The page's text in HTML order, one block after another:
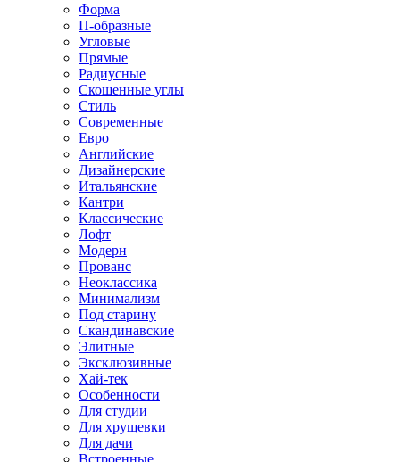
Форма
П-образные
Угловые
Прямые
Радиусные
Скошенные углы
Стиль
Современные
Евро
Английские
Дизайнерские
Итальянские
Кантри
Классические
Лофт
Модерн
Прованс
Неоклассика
Минимализм
Под старину
Скандинавские
Элитные
Эксклюзивные
Хай-тек
Особенности
Для студии
Для хрущевки
Для дачи
Встроенные